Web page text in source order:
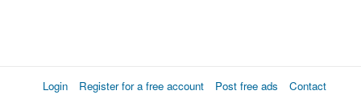
Login Register for a free account Post free ads Contact